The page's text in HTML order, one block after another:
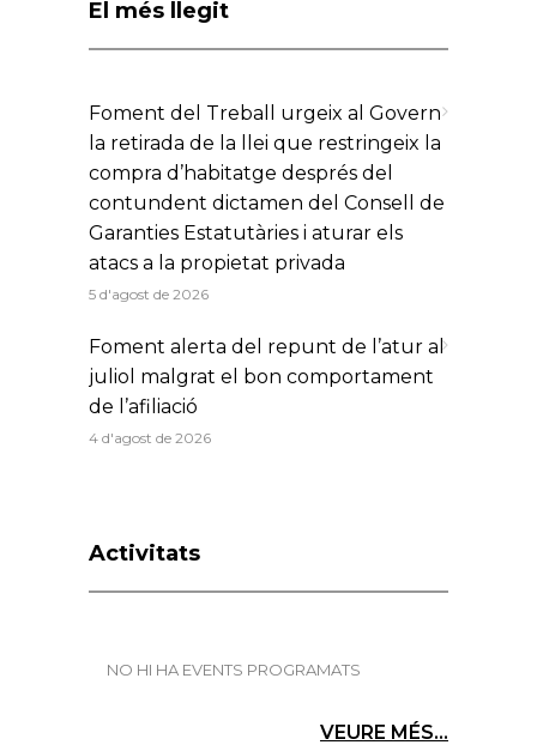
El més llegit
Foment del Treball urgeix al Govern
la retirada de la llei que restringeix la
compra d’habitatge després del
contundent dictamen del Consell de
Garanties Estatutàries i aturar els
atacs a la propietat privada
5 d'agost de 2026
Foment alerta del repunt de l’atur al
juliol malgrat el bon comportament
de l’afiliació
4 d'agost de 2026
Activitats
NO HI HA EVENTS PROGRAMATS
VEURE MÉS...